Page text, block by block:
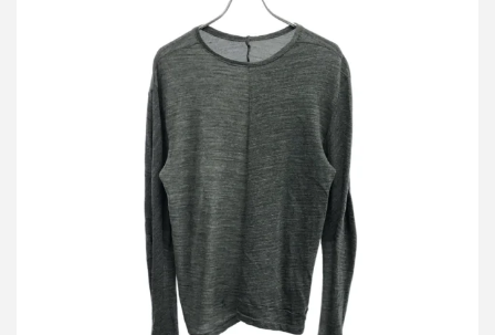
タイチムラカミ オーバーロックステッチニットセーター
買取金額8,750円
詳しく見る